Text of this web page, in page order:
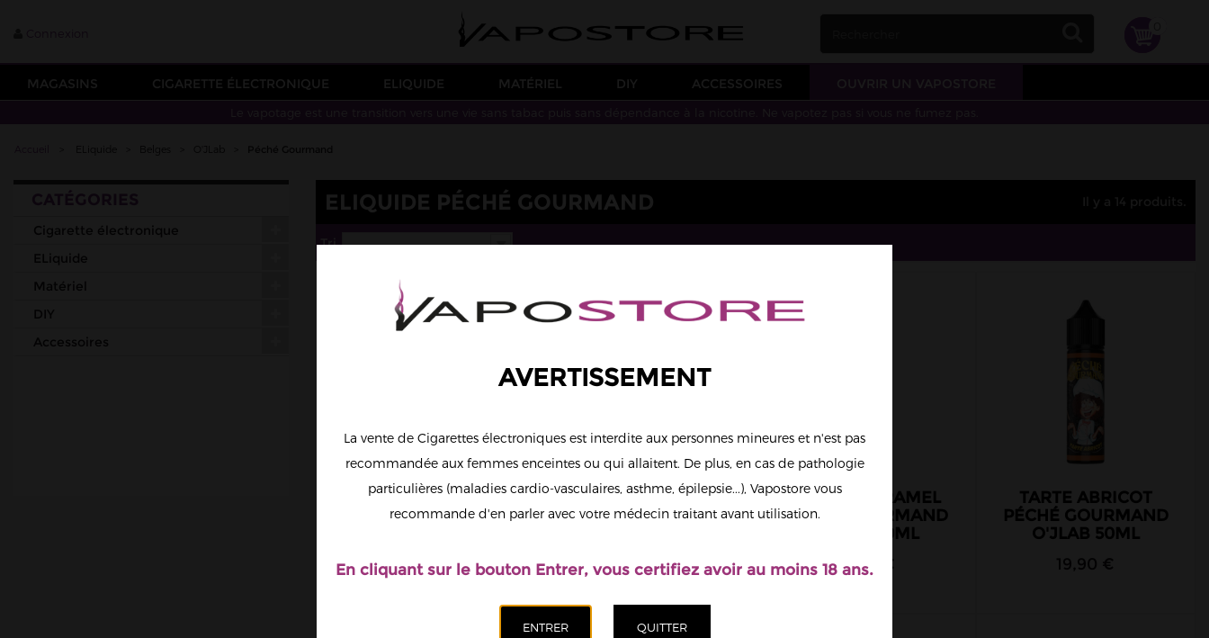
MAGASINS CIGARETTE ÉLECTRONIQUE ELIQUIDE MATÉRIEL DIY ACCESSOIRES
Cigarette électronique
ELiquide
Matériel
DIY
Accessoires
ELIQUIDE PÉCHÉ GOURMAND
Tri --
TARTE AU CITRON
PÉCHÉ GOURMAND
19,90 €
TARTE PÉCAN PÉCHÉ
GOURMAND O'JLAB
19,90 €
FOU DE CARAMEL
PÉCHÉ GOURMAND
O'JLAB 50ML
19,90 €
TARTE ABRICOT
PÉCHÉ GOURMAND
O'JLAB 50ML
19,90 €
AVERTISSEMENT
La vente de Cigarettes électroniques est interdite aux personnes mineures et n'est pas
recommandée aux femmes enceintes ou qui allaitent. De plus, en cas de pathologie
particulières (maladies cardio-vasculaires, asthme, épilepsie...), Vapostore vous
recommande d'en parler avec votre médecin traitant avant utilisation.
En cliquant sur le bouton Entrer, vous certifiez avoir au moins 18 ans.